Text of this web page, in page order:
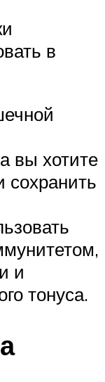
в
вы хотите
и
тонуса.